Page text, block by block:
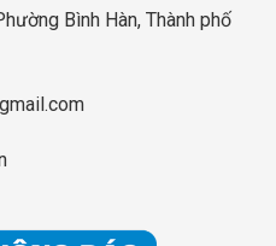
Bình Hàn, Thành phố